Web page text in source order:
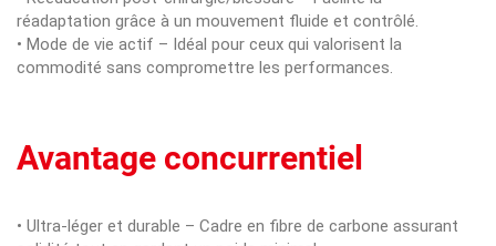
réadaptation grâce à un mouvement fluide et contrôlé.
• Mode de vie actif – Idéal pour ceux qui valorisent la
commodité sans compromettre les performances.
Avantage concurrentiel
• Ultra-léger et durable – Cadre en fibre de carbone assurant